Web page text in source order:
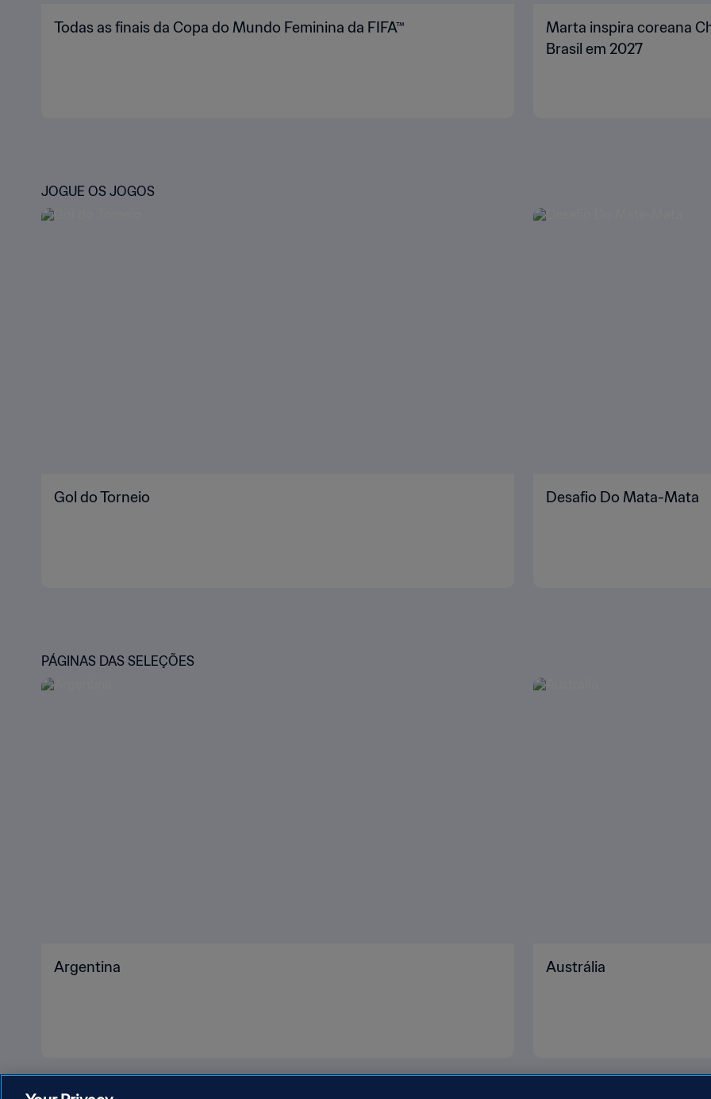
Todas as finais da Copa do Mundo Feminina da FIFA™
Marta inspira coreana
Brasil em 2027
JOGUE OS JOGOS
Gol do Torneio Desafio Do Mata-Mata
PÁGINAS DAS SELEÇÕES
Argentina Austrália